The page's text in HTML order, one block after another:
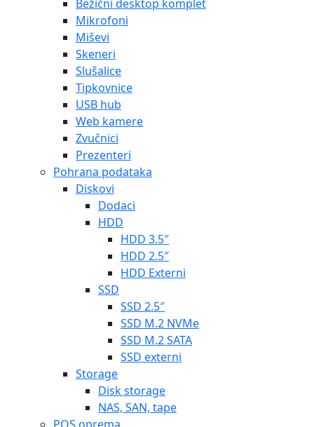
Bežični desktop komplet
Mikrofoni
Miševi
Skeneri
Slušalice
Tipkovnice
USB hub
Web kamere
Zvučnici
Prezenteri
Pohrana podataka
Diskovi
Dodaci
HDD
HDD 3.5″
HDD 2.5″
HDD Externi
SSD
SSD 2.5″
SSD M.2 NVMe
SSD M.2 SATA
SSD externi
Storage
Disk storage
NAS, SAN, tape